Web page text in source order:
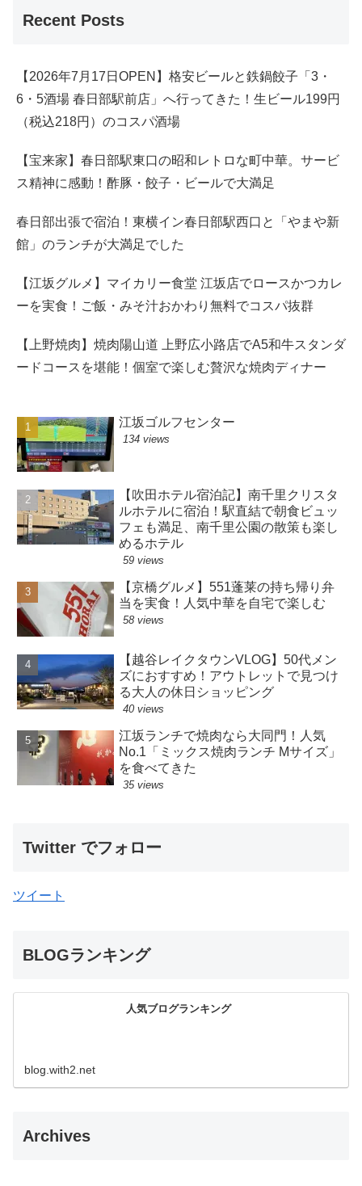
Recent Posts
【2026年7月17日OPEN】格安ビールと鉄鍋餃子「3・
6・5酒場 春日部駅前店」へ行ってきた！生ビール199円
（税込218円）のコスパ酒場
【宝来家】春日部駅東口の昭和レトロな町中華。サービ
ス精神に感動！酢豚・餃子・ビールで大満足
春日部出張で宿泊！東横イン春日部駅西口と「やまや新
館」のランチが大満足でした
【江坂グルメ】マイカリー食堂 江坂店でロースかつカレ
ーを実食！ご飯・みそ汁おかわり無料でコスパ抜群
【上野焼肉】焼肉陽山道 上野広小路店でA5和牛スタンダ
ードコースを堪能！個室で楽しむ贅沢な焼肉ディナー
江坂ゴルフセンター
134 views
【吹田ホテル宿泊記】南千里クリスタ
ルホテルに宿泊！駅直結で朝食ビュッ
フェも満足、南千里公園の散策も楽し
めるホテル
59 views
【京橋グルメ】551蓬莱の持ち帰り弁
当を実食！人気中華を自宅で楽しむ
58 views
【越谷レイクタウンVLOG】50代メン
ズにおすすめ！アウトレットで見つけ
る大人の休日ショッピング
40 views
江坂ランチで焼肉なら大同門！人気
No.1「ミックス焼肉ランチ Mサイズ」
を食べてきた
35 views
Twitter でフォロー
ツイート
BLOGランキング
人気ブログランキング
blog.with2.net
Archives